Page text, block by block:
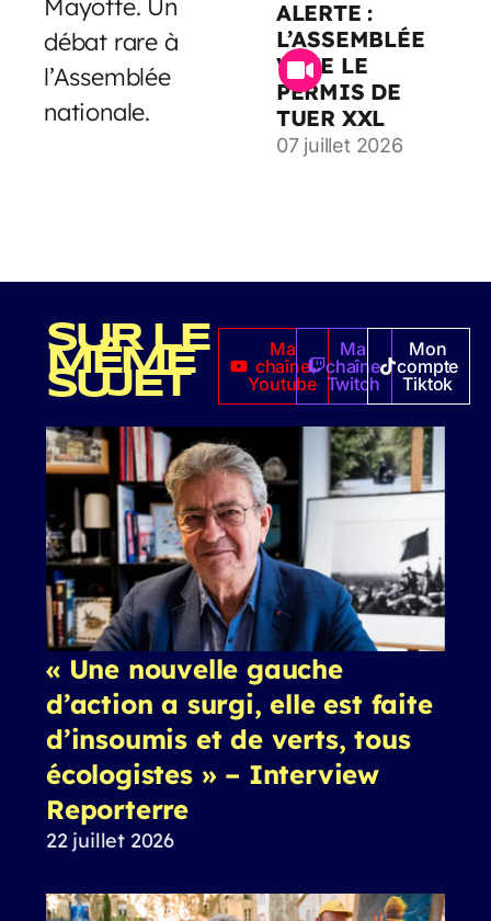
Mayotte. Un
débat rare à
l’Assemblée
nationale.
ALERTE :
L’ASSEMBLÉE
VOTE LE
PERMIS DE
TUER XXL
07 juillet 2026
SUR LE
MÊME
SUJET
Ma
chaîne
Youtube
Ma
chaîne
Twitch
Mon
compte
Tiktok
« Une nouvelle gauche
d’action a surgi, elle est faite
d’insoumis et de verts, tous
écologistes » – Interview
Reporterre
22 juillet 2026